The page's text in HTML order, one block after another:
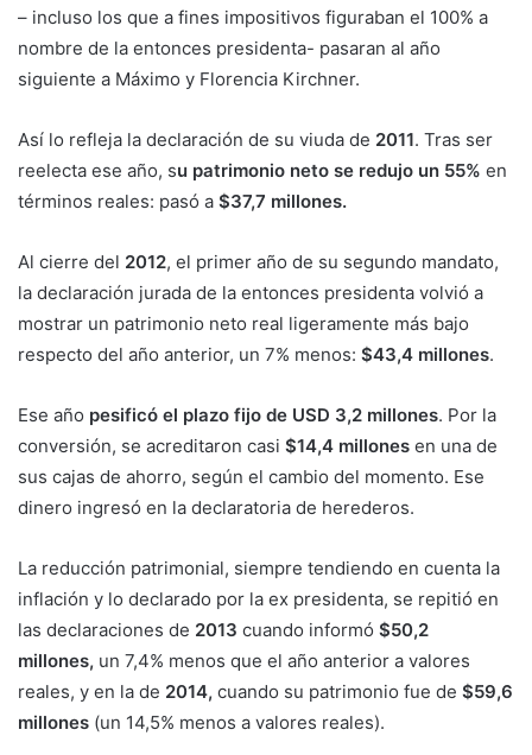
– incluso los que a fines impositivos figuraban el 100% a
nombre de la entonces presidenta- pasaran al año
siguiente a Máximo y Florencia Kirchner.
Así lo refleja la declaración de su viuda de 2011. Tras ser
reelecta ese año, su patrimonio neto se redujo un 55% en
términos reales: pasó a $37,7 millones.
Al cierre del 2012, el primer año de su segundo mandato,
la declaración jurada de la entonces presidenta volvió a
mostrar un patrimonio neto real ligeramente más bajo
respecto del año anterior, un 7% menos: $43,4 millones.
Ese año pesificó el plazo fijo de USD 3,2 millones. Por la
conversión, se acreditaron casi $14,4 millones en una de
sus cajas de ahorro, según el cambio del momento. Ese
dinero ingresó en la declaratoria de herederos.
La reducción patrimonial, siempre tendiendo en cuenta la
inflación y lo declarado por la ex presidenta, se repitió en
las declaraciones de 2013 cuando informó $50,2
millones, un 7,4% menos que el año anterior a valores
reales, y en la de 2014, cuando su patrimonio fue de $59,6
millones (un 14,5% menos a valores reales).